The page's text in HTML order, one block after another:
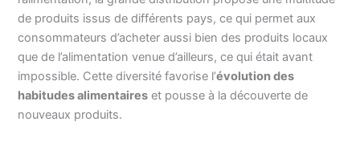
de produits issus de différents pays, ce qui permet aux
consommateurs d’acheter aussi bien des produits locaux
que de l’alimentation venue d’ailleurs, ce qui était avant
impossible. Cette diversité favorise l’évolution des
habitudes alimentaires et pousse à la découverte de
nouveaux produits.